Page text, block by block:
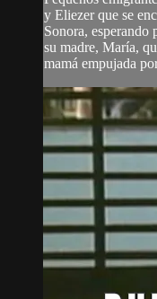
y Eliezer que se
Sonora, esperando
su madre, María,
mamá empujada